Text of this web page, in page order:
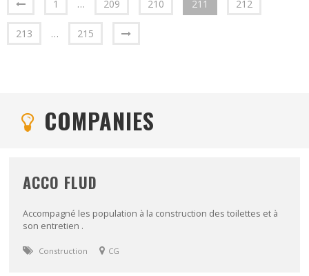
1 … 209 210 211 212
213 … 215
COMPANIES
ACCO FLUD
Accompagné les population à la construction des toilettes et à
son entretien .
Construction CG